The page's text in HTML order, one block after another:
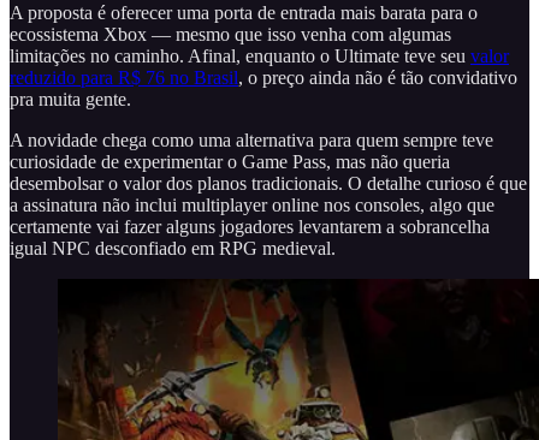
A proposta é oferecer uma porta de entrada mais barata para o
ecossistema Xbox — mesmo que isso venha com algumas
limitações no caminho. Afinal, enquanto o Ultimate teve seu valor
reduzido para R$ 76 no Brasil, o preço ainda não é tão convidativo
pra muita gente.
A novidade chega como uma alternativa para quem sempre teve
curiosidade de experimentar o Game Pass, mas não queria
desembolsar o valor dos planos tradicionais. O detalhe curioso é que
a assinatura não inclui multiplayer online nos consoles, algo que
certamente vai fazer alguns jogadores levantarem a sobrancelha
igual NPC desconfiado em RPG medieval.